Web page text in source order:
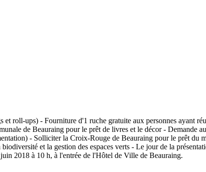
roll-ups) - Fourniture d'1 ruche gratuite aux personnes ayant
de Beauraing pour le prêt de livres et le décor - Demande
- Solliciter la Croix-Rouge de Beauraing pour le prêt du
et la gestion des espaces verts - Le jour de la
2018 à 10 h, à l'entrée de l'Hôtel de Ville de Beauraing.